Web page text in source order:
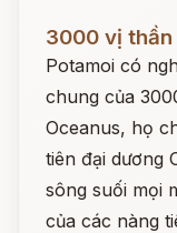
3000 vị
Potamoi có
chung của
Oceanus, họ
tiên đại dương
sông suối mọi
của các nàng